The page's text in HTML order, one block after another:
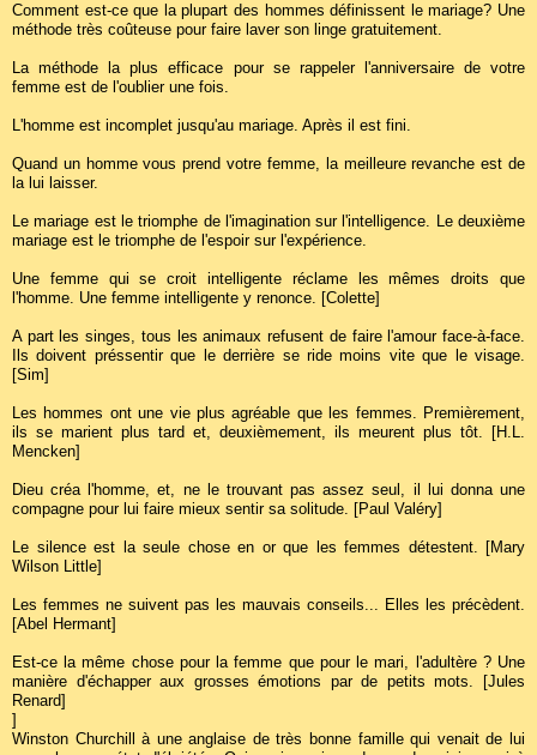
Comment est-ce que la plupart des hommes définissent le mariage? Une
méthode très coûteuse pour faire laver son linge gratuitement.
La méthode la plus efficace pour se rappeler l'anniversaire de votre
femme est de l'oublier une fois.
L'homme est incomplet jusqu'au mariage. Après il est fini.
Quand un homme vous prend votre femme, la meilleure revanche est de
la lui laisser.
Le mariage est le triomphe de l'imagination sur l'intelligence. Le deuxième
mariage est le triomphe de l'espoir sur l'expérience.
Une femme qui se croit intelligente réclame les mêmes droits que
l'homme. Une femme intelligente y renonce. [Colette]
A part les singes, tous les animaux refusent de faire l'amour face-à-face.
Ils doivent préssentir que le derrière se ride moins vite que le visage.
[Sim]
Les hommes ont une vie plus agréable que les femmes. Premièrement,
ils se marient plus tard et, deuxièmement, ils meurent plus tôt. [H.L.
Mencken]
Dieu créa l'homme, et, ne le trouvant pas assez seul, il lui donna une
compagne pour lui faire mieux sentir sa solitude. [Paul Valéry]
Le silence est la seule chose en or que les femmes détestent. [Mary
Wilson Little]
Les femmes ne suivent pas les mauvais conseils... Elles les précèdent.
[Abel Hermant]
Est-ce la même chose pour la femme que pour le mari, l'adultère ? Une
manière d'échapper aux grosses émotions par de petits mots. [Jules
Renard]
Winston Churchill à une anglaise de très bonne famille qui venait de lui